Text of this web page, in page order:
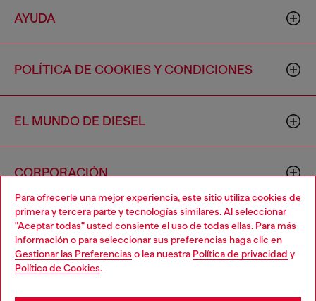
Para ofrecerle una mejor experiencia, este sitio utiliza cookies de
primera y tercera parte y tecnologías similares. Al seleccionar
"Aceptar todas" usted consiente el uso de todas ellas. Para más
información o para seleccionar sus preferencias haga clic en
Gestionar las Preferencias o lea nuestra Política de privacidad y
Política de Cookies.
AYUDA
POLÍTICA DE COOKIES Y CONDICIONES
EL MUNDO DE DIESEL
CORPORACIÓN